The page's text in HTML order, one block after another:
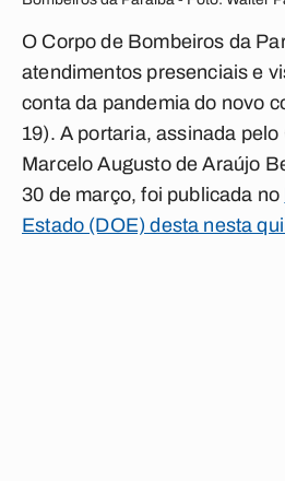
O Corpo de Bombeiros da
atendimentos presenciais e
conta da pandemia do novo
19). A portaria, assinada
Marcelo Augusto de Araújo
30 de março, foi publicada no
Estado (DOE) desta nesta